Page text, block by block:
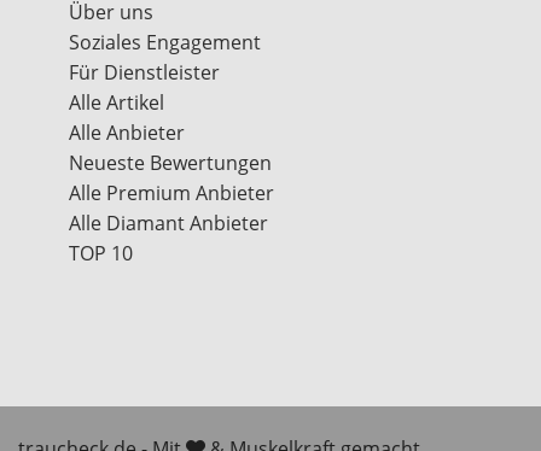
Über uns
Soziales Engagement
Für Dienstleister
Alle Artikel
Alle Anbieter
Neueste Bewertungen
Alle Premium Anbieter
Alle Diamant Anbieter
TOP 10